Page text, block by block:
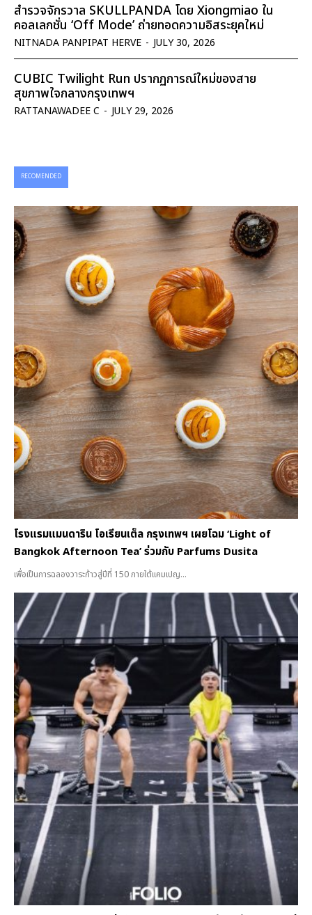
สำรวจจักรวาล SKULLPANDA โดย Xiongmiao ใน
คอลเลกชั่น ‘Off Mode’ ถ่ายทอดความอิสระยุคใหม่
NITNADA PANPIPAT HERVE - JULY 30, 2026
CUBIC Twilight Run ปรากฏการณ์ใหม่ของสาย
สุขภาพใจกลางกรุงเทพฯ
RATTANAWADEE C - JULY 29, 2026
RECOMENDED
โรงแรมแมนดาริน โอเรียนเต็ล กรุงเทพฯ เผยโฉม ‘Light of
Bangkok Afternoon Tea’ ร่วมกับ Parfums Dusita
เพื่อเป็นการฉลองวาระก้าวสู่ปีที่ 150 ภายใต้แคมเปญ...